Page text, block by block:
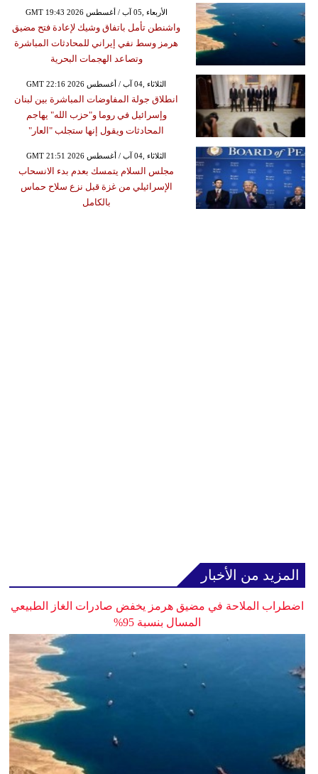
GMT 19:43 2026 الأربعاء ,05 آب / أغسطس
واشنطن تأمل باتفاق وشيك لإعادة فتح مضيق
هرمز وسط نفي إيراني للمحادثات المباشرة
وتصاعد الهجمات البحرية
GMT 22:16 2026 الثلاثاء ,04 آب / أغسطس
انطلاق جولة المفاوضات المباشرة بين لبنان
وإسرائيل في روما و"حزب الله" يهاجم
المحادثات ويقول إنها ستجلب "العار"
GMT 21:51 2026 الثلاثاء ,04 آب / أغسطس
مجلس السلام يتمسك بعدم بدء الانسحاب
الإسرائيلي من غزة قبل نزع سلاح حماس
بالكامل
المزيد من الأخبار
اضطراب الملاحة في مضيق هرمز يخفض صادرات الغاز الطبيعي
المسال بنسبة 95%